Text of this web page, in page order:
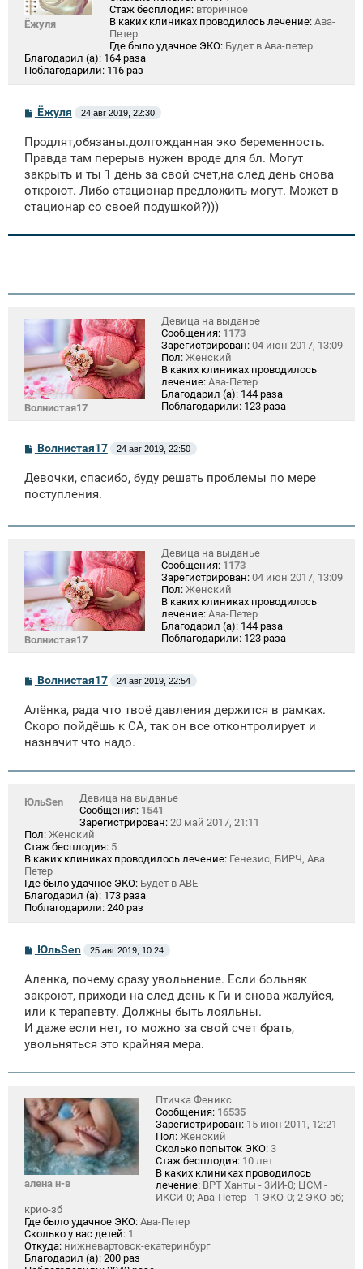
Ёжуля
Стаж бесплодия: вторичное
В каких клиниках проводилось лечение: Ава-
Петер
Где было удачное ЭКО: Будет в Ава-петер
Благодарил (а): 164 раза
Поблагодарили: 116 раз
С
б
щ
е
н
и
Ёжуля 24 авг 2019, 22:30
Продлят,обязаны.долгожданная эко беременность.
Правда там перерыв нужен вроде для бл. Могут
закрыть и ты 1 день за свой счет,на след день снова
откроют. Либо стационар предложить могут. Может в
стационар со своей подушкой?)))
Волнистая17
Девица на выданье
Сообщения: 1173
Зарегистрирован: 04 июн 2017, 13:09
Пол: Женский
В каких клиниках проводилось
лечение: Ава-Петер
Благодарил (а): 144 раза
Поблагодарили: 123 раза
С
б
щ
и
Волнистая17 24 авг 2019, 22:50
Девочки, спасибо, буду решать проблемы по мере
поступления.
Волнистая17
Девица на выданье
Сообщения: 1173
Зарегистрирован: 04 июн 2017, 13:09
Пол: Женский
В каких клиниках проводилось
лечение: Ава-Петер
Благодарил (а): 144 раза
Поблагодарили: 123 раза
С
б
щ
н
е
Волнистая17 24 авг 2019, 22:54
Алёнка, рада что твоё давления держится в рамках.
Скоро пойдёшь к СА, так он все отконтролирует и
назначит что надо.
ЮльSen
Девица на выданье
Сообщения: 1541
Зарегистрирован: 20 май 2017, 21:11
Пол: Женский
Стаж бесплодия: 5
В каких клиниках проводилось лечение: Генезис, БИРЧ, Ава
Петер
Где было удачное ЭКО: Будет в АВЕ
Благодарил (а): 173 раза
Поблагодарили: 240 раз
С
б
щ
н
и
ЮльSen 25 авг 2019, 10:24
Аленка, почему сразу увольнение. Если больняк
закроют, приходи на след день к Ги и снова жалуйся,
или к терапевту. Должны быть лояльны.
И даже если нет, то можно за свой счет брать,
увольняться это крайняя мера.
алена н-в
Птичка Феникс
Сообщения: 16535
Зарегистрирован: 15 июн 2011, 12:21
Пол: Женский
Сколько попыток ЭКО: 3
Стаж бесплодия: 10 лет
В каких клиниках проводилось
лечение: ВРТ Ханты - 3ИИ-0; ЦСМ -
ИКСИ-0; Ава-Петер - 1 ЭКО-0; 2 ЭКО-зб;
крио-зб
Где было удачное ЭКО: Ава-Петер
Сколько у вас детей: 1
Откуда: нижневартовск-екатеринбург
Благодарил (а): 200 раз